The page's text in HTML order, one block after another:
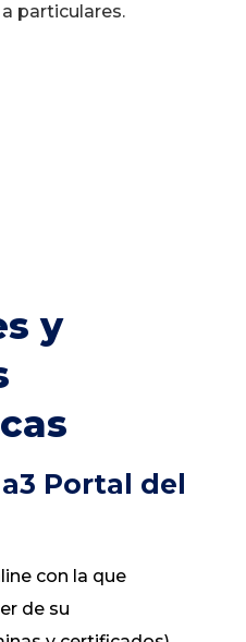
particulares.
y
a3 Portal del
con la que
de su